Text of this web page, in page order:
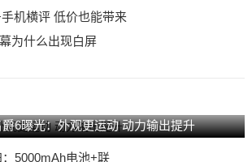
机横评 低价也能带来
为什么出现白屏
6曝光：外观更运动 动力输出提升
5000mAh电池+联